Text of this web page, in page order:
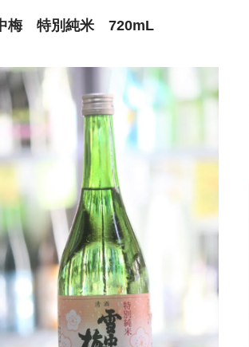
梅 特別純米 720mL